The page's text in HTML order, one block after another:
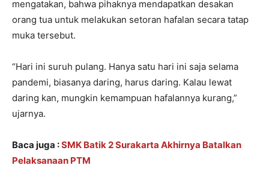
mengatakan, bahwa pihaknya mendapatkan desakan
orang tua untuk melakukan setoran hafalan secara tatap
muka tersebut.
“Hari ini suruh pulang. Hanya satu hari ini saja selama
pandemi, biasanya daring, harus daring. Kalau lewat
daring kan, mungkin kemampuan hafalannya kurang,”
ujarnya.
Baca juga :SMK Batik 2 Surakarta Akhirnya Batalkan
Pelaksanaan PTM